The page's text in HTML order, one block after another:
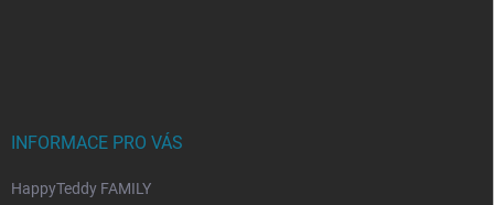
INFORMACE PRO VÁS
HappyTeddy FAMILY